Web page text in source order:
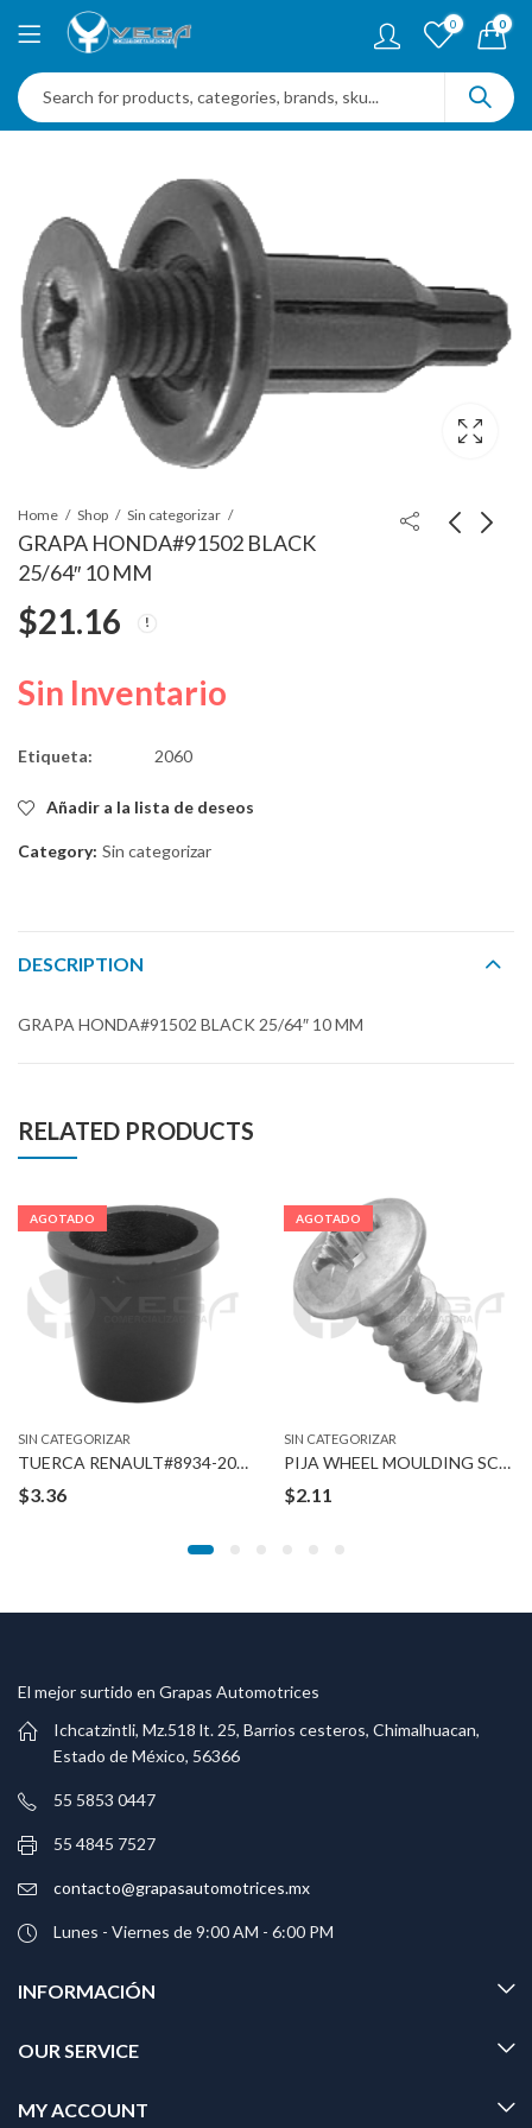
0 0
Home Shop Sin categorizar
GRAPA HONDA#91502 BLACK
25/64″ 10 MM
$21.16
Sin Inventario
Etiqueta: 2060
Añadir a la lista de deseos
Category: Sin categorizar
DESCRIPTION
GRAPA HONDA#91502 BLACK 25/64″ 10 MM
RELATED PRODUCTS
AGOTADO
SIN CATEGORIZAR
TUERCA RENAULT#8934-201-767 3/16″ STUD
$3.36
AGOTADO
SIN CATEGORIZAR
PIJA WHEEL MOULDING SCREWS
$2.11
El mejor surtido en Grapas Automotrices
Ichcatzintli, Mz.518 lt. 25, Barrios cesteros, Chimalhuacan,
Estado de México, 56366
55 5853 0447
55 4845 7527
contacto@grapasautomotrices.mx
Lunes - Viernes de 9:00 AM - 6:00 PM
INFORMACIÓN
OUR SERVICE
MY ACCOUNT